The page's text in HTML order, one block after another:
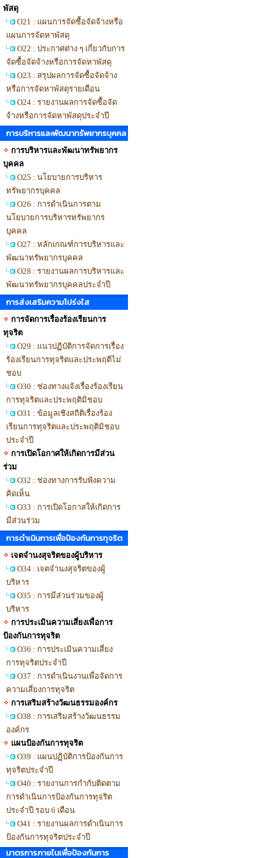
พัสดุ
O21 : แผนการจัดซื้อจัดจ้างหรือ
แผนการจัดหาพัสดุ
O22 : ประกาศต่าง ๆ เกี่ยวกับการ
จัดซื้อจัดจ้างหรือการจัดหาพัสดุ
O23 : สรุปผลการจัดซื้อจัดจ้าง
หรือการจัดหาพัสดุรายเดือน
O24 : รายงานผลการจัดซื้อจัด
จ้างหรือการจัดหาพัสดุประจำปี
การบริหารและพัฒนาทรัพยากรบุคคล
การบริหารและพัฒนาทรัพยากร
บุคคล
O25 : นโยบายการบริหาร
ทรัพยากรบุคคล
O26 : การดำเนินการตาม
นโยบายการบริหารทรัพยากร
บุคคล
O27 : หลักเกณฑ์การบริหารและ
พัฒนาทรัพยากรบุคคล
O28 : รายงานผลการบริหารและ
พัฒนาทรัพยากรบุคคลประจำปี
การส่งเสริมความโปร่งใส
การจัดการเรื่องร้องเรียนการ
ทุจริต
O29 : แนวปฏิบัติการจัดการเรื่อง
ร้องเรียนการทุจริตและประพฤติไม่
ชอบ
O30 : ช่องทางแจ้งเรื่องร้องเรียน
การทุจริตและประพฤติมิชอบ
O31 : ข้อมูลเชิงสถิติเรื่องร้อง
เรียนการทุจริตและประพฤติมิชอบ
ประจำปี
การเปิดโอกาศให้เกิดการมีส่วน
ร่วม
O32 : ช่องทางการรับฟังความ
คิดเห็น
O33 : การเปิดโอกาสให้เกิดการ
มีส่วนร่วม
การดำเนินการเพื่อป้องกันการทุจริต
เจตจำนงสุจริตของผู้บริหาร
O34 : เจตจำนงสุจริตของผู้
บริหาร
O35 : การมีส่วนร่วมของผู้
บริหาร
การประเมินความเสี่ยงเพื่อการ
ป้องกันการทุจริต
O36 : การประเมินความเสี่ยง
การทุจริตประจำปี
O37 : การดำเนินงานเพื่อจัดการ
ความเสี่ยงการทุจริต
การเสริมสร้างวัฒนธรรมองค์กร
O38 : การเสริมสร้างวัฒนธรรม
องค์กร
แผนป้องกันการทุจริต
O39 : แผนปฏิบัติการป้องกันการ
ทุจริตประจำปี
O40 : รายงานการกำกับติดตาม
การดำเนินการป้องกันการทุจริต
ประจำปี รอบ 6 เดือน
O41 : รายงานผลการดำเนินการ
ป้องกันการทุจริตประจำปี
มาตรการภายในเพื่อป้องกันการ